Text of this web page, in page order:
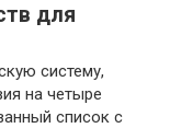
для
систему,
на четыре
список с